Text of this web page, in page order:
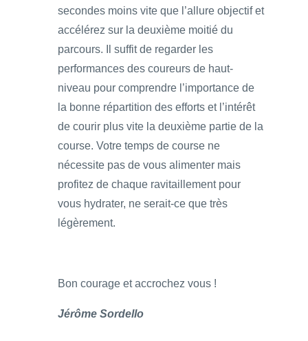
secondes moins vite que l’allure objectif et
accélérez sur la deuxième moitié du
parcours. Il suffit de regarder les
performances des coureurs de haut-
niveau pour comprendre l’importance de
la bonne répartition des efforts et l’intérêt
de courir plus vite la deuxième partie de la
course. Votre temps de course ne
nécessite pas de vous alimenter mais
profitez de chaque ravitaillement pour
vous hydrater, ne serait-ce que très
légèrement.
Bon courage et accrochez vous !
Jérôme Sordello